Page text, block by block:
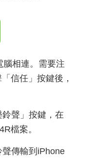
腦相連。需要注
信任」按鍵後，
聲」按鍵，在
檔案。
傳輸到iPhone